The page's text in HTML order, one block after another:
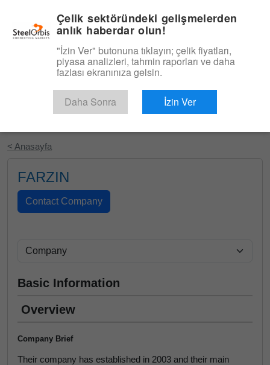
Ücretsiz Deneyin
< Anasayfa
FARZIN
Basic Information
Overview
Company Brief
Their company has established in 2003 and their main
Çelik sektöründeki gelişmelerden
anlık haberdar olun!
"İzin Ver" butonuna tıklayın; çelik fiyatları,
piyasa analizleri, tahmin raporları ve daha
fazlası ekranınıza gelsin.
Daha Sonra İzin Ver